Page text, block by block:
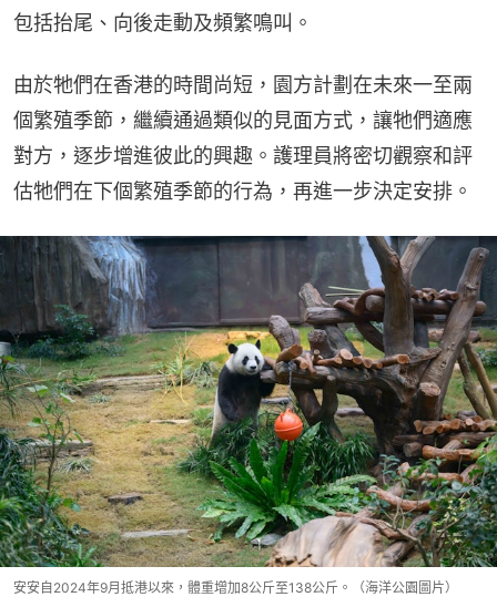
包括抬尾、向後走動及頻繁鳴叫。
由於牠們在香港的時間尚短，園方計劃在未來一至兩
個繁殖季節，繼續通過類似的見面方式，讓牠們適應
對方，逐步增進彼此的興趣。護理員將密切觀察和評
估牠們在下個繁殖季節的行為，再進一步決定安排。
安安自2024年9月抵港以來，體重增加8公斤至138公斤。（海洋公園圖片）